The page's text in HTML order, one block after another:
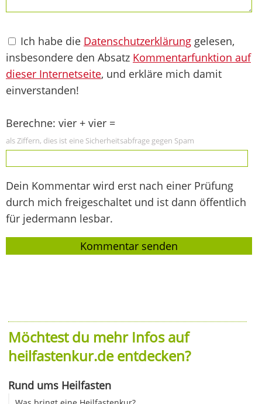
Ich habe die Datenschutzerklärung gelesen,
insbesondere den Absatz Kommentarfunktion auf
dieser Internetseite, und erkläre mich damit
einverstanden!
Berechne: vier + vier =
als Ziffern, dies ist eine Sicherheitsabfrage gegen Spam
Dein Kommentar wird erst nach einer Prüfung
durch mich freigeschaltet und ist dann öffentlich
für jedermann lesbar.
Möchtest du mehr Infos auf
heilfastenkur.de entdecken?
Rund ums Heilfasten